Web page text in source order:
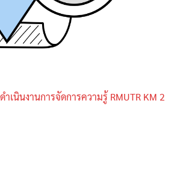
เนินงานการจัดการความรู้ RMUTR KM 2